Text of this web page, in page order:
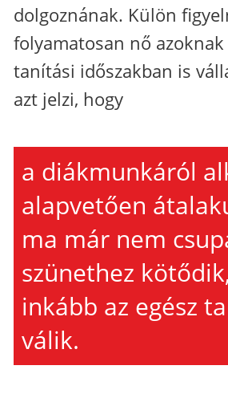
dolgoznának. Külön
folyamatosan nő
tanítási időszakban is
azt jelzi, hogy
a diákmunkáról
alapvetően
ma már nem
szünethez
inkább az egész
válik.